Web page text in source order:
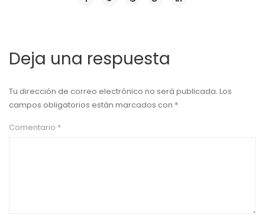
Deja una respuesta
Tu dirección de correo electrónico no será publicada. Los
campos obligatorios están marcados con *
Comentario *